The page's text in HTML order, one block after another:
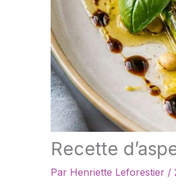
Recette
Par Henriette Leforestier /